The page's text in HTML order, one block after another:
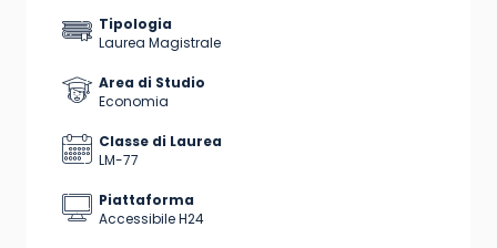
Tipologia
Laurea Magistrale
Area di Studio
Economia
Classe di Laurea
LM-77
Piattaforma
Accessibile H24